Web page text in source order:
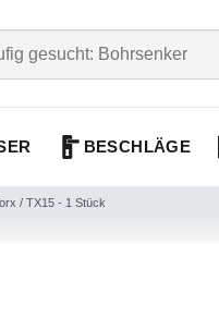
BESCHLÄGE
/ TX15 - 1 Stück